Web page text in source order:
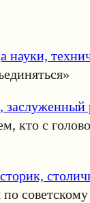
кто с